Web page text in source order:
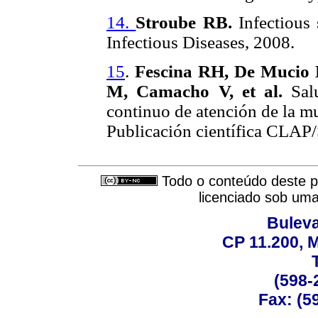
14. Stroube RB. Infectious
Infectious Diseases, 2008.
15. Fescina RH, De
M, Camacho V, et al.
continuo de atención de la
Publicación científica
Todo o conteúdo deste
licenciado sob
CP 11.200,
(598-
Fax: